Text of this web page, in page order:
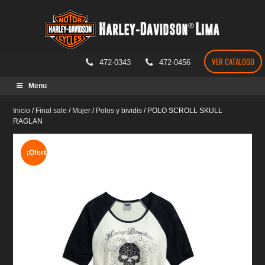
472-0343 472-0456 VER CATALOGO
Menu
Inicio / Final sale / Mujer / Polos y bividis / POLO SCROLL SKULL
RAGLAN
¡Oferta!